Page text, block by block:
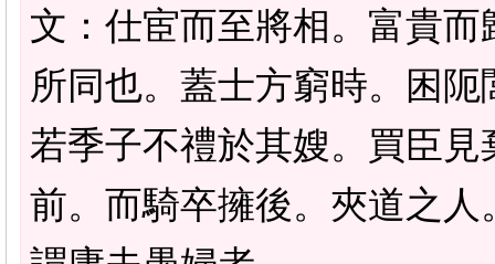
文：仕宦而至將相。富貴
所同也。蓋士方窮時。困
若季子不禮於其嫂。買臣
前。而騎卒擁後。夾道之